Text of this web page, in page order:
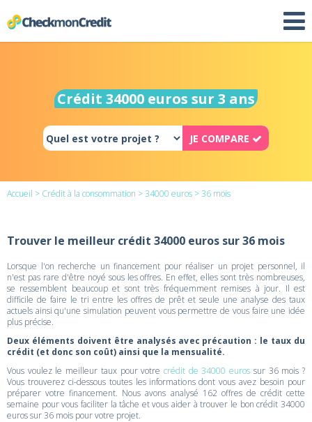
Crédit 34000 euros sur 3 ans
JE COMPARE
Accueil > Crédit à la consommation >34000 euros > 36 mois
Trouver le meilleur crédit 34000 euros sur 36 mois
Lorsque l'on recherche un financement pour réaliser un projet personnel, il
n'est pas rare d'être noyé sous les offres. En effet, elles sont très nombreuses,
se ressemblent beaucoup et sont très fréquemment remises à jour. Il est
difficile de faire le tri entre les offres de prêt et seule une analyse des taux
actuels ainsi qu'une simulation peuvent vous permettre de vous faire une idée
plus précise.
Deux éléments doivent être analysés avec précaution : le taux du
crédit (et donc son coût) ainsi que la mensualité.
Vous voulez le meilleur taux pour votre crédit de 34000 euros sur 36 mois ?
Vous trouverez ci-dessous toutes les informations dont vous avez besoin pour
préparer votre financement. Nous avons analysé 162 offres de crédit cette
semaine pour vous faciliter la tâche et vous aider à trouver le bon crédit 34000
euros sur 36 mois pour votre projet.